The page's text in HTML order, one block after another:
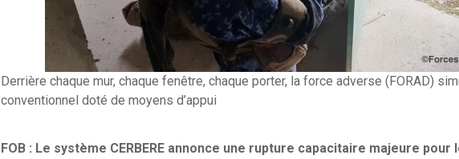
Derrière chaque mur, chaque fenêtre, chaque porter, la force adverse (FORAD)
conventionnel doté de moyens d’appui
FOB : Le système CERBERE annonce une rupture capacitaire majeure pour